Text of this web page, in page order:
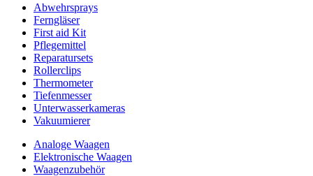
Abwehrsprays
Ferngläser
First aid Kit
Pflegemittel
Reparatursets
Rollerclips
Thermometer
Tiefenmesser
Unterwasserkameras
Vakuumierer
Analoge Waagen
Elektronische Waagen
Waagenzubehör